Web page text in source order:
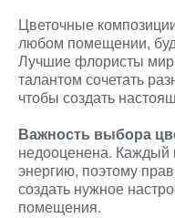
Цветочные
любом помещении,
Лучшие флористы
талантом сочетать
чтобы создать
Важность выбора
недооценена. Каждый
энергию, поэтому
создать нужное
помещения.